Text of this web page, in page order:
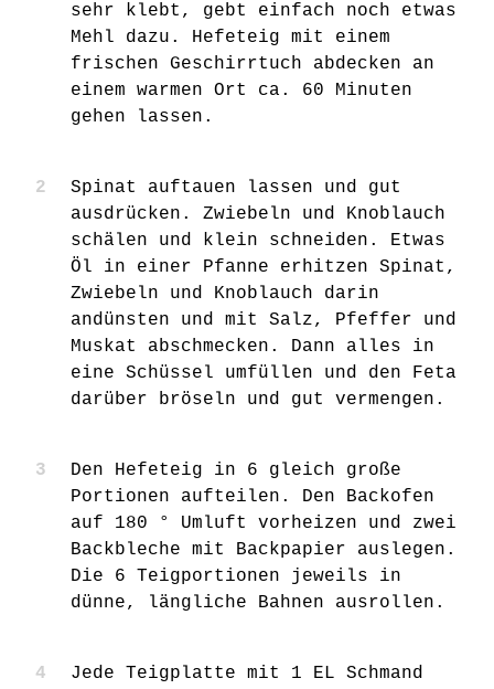
sehr klebt, gebt einfach noch etwas
Mehl dazu. Hefeteig mit einem
frischen Geschirrtuch abdecken an
einem warmen Ort ca. 60 Minuten
gehen lassen.
Spinat auftauen lassen und gut
ausdrücken. Zwiebeln und Knoblauch
schälen und klein schneiden. Etwas
Öl in einer Pfanne erhitzen Spinat,
Zwiebeln und Knoblauch darin
andünsten und mit Salz, Pfeffer und
Muskat abschmecken. Dann alles in
eine Schüssel umfüllen und den Feta
darüber bröseln und gut vermengen.
Den Hefeteig in 6 gleich große
Portionen aufteilen. Den Backofen
auf 180 ° Umluft vorheizen und zwei
Backbleche mit Backpapier auslegen.
Die 6 Teigportionen jeweils in
dünne, längliche Bahnen ausrollen.
Jede Teigplatte mit 1 EL Schmand